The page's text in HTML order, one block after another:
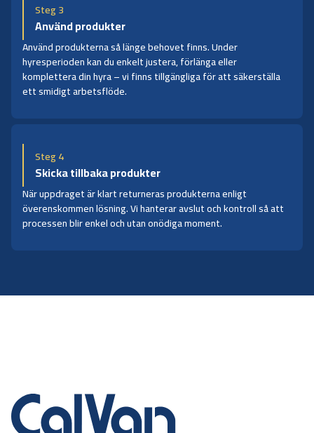
Steg 3
Använd produkter
Använd produkterna så länge behovet finns. Under
hyresperioden kan du enkelt justera, förlänga eller
komplettera din hyra – vi finns tillgängliga för att säkerställa
ett smidigt arbetsflöde.
Steg 4
Skicka tillbaka produkter
När uppdraget är klart returneras produkterna enligt
överenskommen lösning. Vi hanterar avslut och kontroll så att
processen blir enkel och utan onödiga moment.